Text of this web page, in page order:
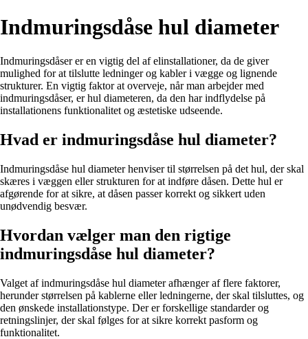
Indmuringsdåse hul diameter
Indmuringsdåser er en vigtig del af elinstallationer, da de giver
mulighed for at tilslutte ledninger og kabler i vægge og lignende
strukturer. En vigtig faktor at overveje, når man arbejder med
indmuringsdåser, er hul diameteren, da den har indflydelse på
installationens funktionalitet og æstetiske udseende.
Hvad er indmuringsdåse hul diameter?
Indmuringsdåse hul diameter henviser til størrelsen på det hul, der skal
skæres i væggen eller strukturen for at indføre dåsen. Dette hul er
afgørende for at sikre, at dåsen passer korrekt og sikkert uden
unødvendig besvær.
Hvordan vælger man den rigtige
indmuringsdåse hul diameter?
Valget af indmuringsdåse hul diameter afhænger af flere faktorer,
herunder størrelsen på kablerne eller ledningerne, der skal tilsluttes, og
den ønskede installationstype. Der er forskellige standarder og
retningslinjer, der skal følges for at sikre korrekt pasform og
funktionalitet.